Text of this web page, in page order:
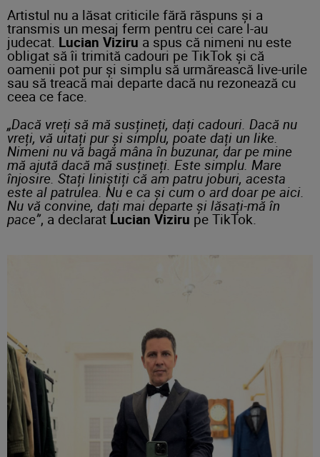
Artistul nu a lăsat criticile fără răspuns și a
transmis un mesaj ferm pentru cei care l-au
judecat. Lucian Viziru a spus că nimeni nu este
obligat să îi trimită cadouri pe TikTok și că
oamenii pot pur și simplu să urmărească live-urile
sau să treacă mai departe dacă nu rezonează cu
ceea ce face.
„Dacă vreți să mă susțineți, dați cadouri. Dacă nu
vreți, vă uitați pur și simplu, poate dați un like.
Nimeni nu vă bagă mâna în buzunar, dar pe mine
mă ajută dacă mă susțineți. Este simplu. Mare
înjosire. Stați liniștiți că am patru joburi, acesta
este al patrulea. Nu e ca și cum o ard doar pe aici.
Nu vă convine, dați mai departe și lăsați-mă în
pace”, a declarat Lucian Viziru pe TikTok.